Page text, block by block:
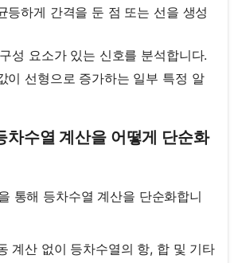
등하게 간격을 둔 점 또는 선을 생성
성 요소가 있는 신호를 분석합니다.
이 선형으로 증가하는 일부 특정 알
수열 계산을 어떻게 단순화
통해 등차수열 계산을 단순화합니
계산 없이 등차수열의 항, 합 및 기타